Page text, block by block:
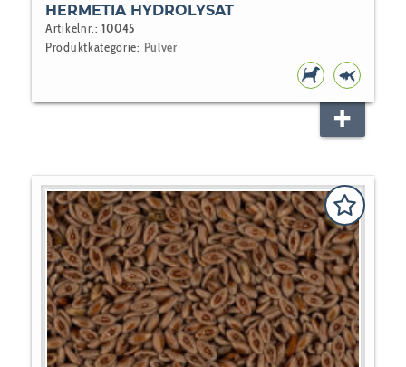
HERMETIA HYDROLYSAT
Artikelnr.:10045
Produktkategorie: Pulver